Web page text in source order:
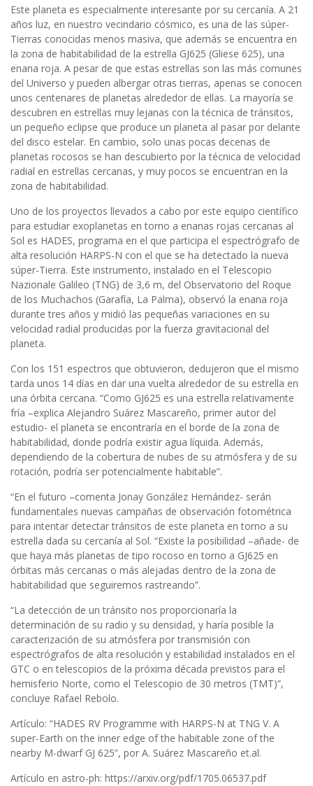
Este planeta es especialmente interesante por su cercanía. A 21
años luz, en nuestro vecindario cósmico, es una de las súper-
Tierras conocidas menos masiva, que además se encuentra en
la zona de habitabilidad de la estrella GJ625 (Gliese 625), una
enana roja. A pesar de que estas estrellas son las más comunes
del Universo y pueden albergar otras tierras, apenas se conocen
unos centenares de planetas alrededor de ellas. La mayoría se
descubren en estrellas muy lejanas con la técnica de tránsitos,
un pequeño eclipse que produce un planeta al pasar por delante
del disco estelar. En cambio, solo unas pocas decenas de
planetas rocosos se han descubierto por la técnica de velocidad
radial en estrellas cercanas, y muy pocos se encuentran en la
zona de habitabilidad.
Uno de los proyectos llevados a cabo por este equipo científico
para estudiar exoplanetas en torno a enanas rojas cercanas al
Sol es HADES, programa en el que participa el espectrógrafo de
alta resolución HARPS-N con el que se ha detectado la nueva
súper-Tierra. Este instrumento, instalado en el Telescopio
Nazionale Galileo (TNG) de 3,6 m, del Observatorio del Roque
de los Muchachos (Garafía, La Palma), observó la enana roja
durante tres años y midió las pequeñas variaciones en su
velocidad radial producidas por la fuerza gravitacional del
planeta.
Con los 151 espectros que obtuvieron, dedujeron que el mismo
tarda unos 14 días en dar una vuelta alrededor de su estrella en
una órbita cercana. “Como GJ625 es una estrella relativamente
fría –explica Alejandro Suárez Mascareño, primer autor del
estudio- el planeta se encontraría en el borde de la zona de
habitabilidad, donde podría existir agua líquida. Además,
dependiendo de la cobertura de nubes de su atmósfera y de su
rotación, podría ser potencialmente habitable”.
“En el futuro –comenta Jonay González Hernández- serán
fundamentales nuevas campañas de observación fotométrica
para intentar detectar tránsitos de este planeta en torno a su
estrella dada su cercanía al Sol. “Existe la posibilidad –añade- de
que haya más planetas de tipo rocoso en torno a GJ625 en
órbitas más cercanas o más alejadas dentro de la zona de
habitabilidad que seguiremos rastreando”.
“La detección de un tránsito nos proporcionaría la
determinación de su radio y su densidad, y haría posible la
caracterización de su atmósfera por transmisión con
espectrógrafos de alta resolución y estabilidad instalados en el
GTC o en telescopios de la próxima década previstos para el
hemisferio Norte, como el Telescopio de 30 metros (TMT)”,
concluye Rafael Rebolo.
Artículo: “HADES RV Programme with HARPS-N at TNG V. A
super-Earth on the inner edge of the habitable zone of the
nearby M-dwarf GJ 625”, por A. Suárez Mascareño et.al.
Artículo en astro-ph: https://arxiv.org/pdf/1705.06537.pdf